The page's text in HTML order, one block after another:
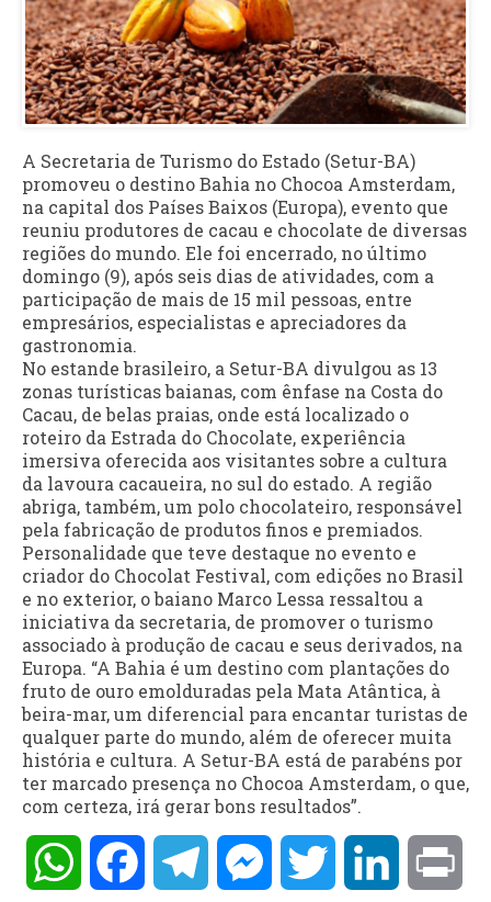
A Secretaria de Turismo do Estado (Setur-BA)
promoveu o destino Bahia no Chocoa Amsterdam,
na capital dos Países Baixos (Europa), evento que
reuniu produtores de cacau e chocolate de diversas
regiões do mundo. Ele foi encerrado, no último
domingo (9), após seis dias de atividades, com a
participação de mais de 15 mil pessoas, entre
empresários, especialistas e apreciadores da
gastronomia.
No estande brasileiro, a Setur-BA divulgou as 13
zonas turísticas baianas, com ênfase na Costa do
Cacau, de belas praias, onde está localizado o
roteiro da Estrada do Chocolate, experiência
imersiva oferecida aos visitantes sobre a cultura
da lavoura cacaueira, no sul do estado. A região
abriga, também, um polo chocolateiro, responsável
pela fabricação de produtos finos e premiados.
Personalidade que teve destaque no evento e
criador do Chocolat Festival, com edições no Brasil
e no exterior, o baiano Marco Lessa ressaltou a
iniciativa da secretaria, de promover o turismo
associado à produção de cacau e seus derivados, na
Europa. “A Bahia é um destino com plantações do
fruto de ouro emolduradas pela Mata Atântica, à
beira-mar, um diferencial para encantar turistas de
qualquer parte do mundo, além de oferecer muita
história e cultura. A Setur-BA está de parabéns por
ter marcado presença no Chocoa Amsterdam, o que,
com certeza, irá gerar bons resultados”.
WhatsAppFacebookTelegramMessengerTwitter LinkedIn